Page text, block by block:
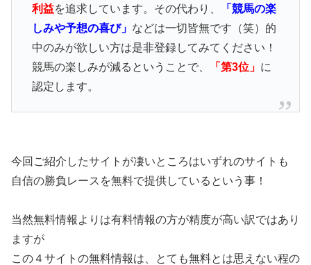
利益を追求しています。その代わり、
「競馬の楽
しみや予想の喜び」 などは一切皆無です（笑）的
中のみが欲しい方は是非登録してみてください！
競馬の楽しみが減るということで、
「第3位」 に
認定します。
今回ご紹介したサイトが凄いところはいずれのサイトも
自信の勝負レースを無料で提供しているという事！
当然無料情報よりは有料情報の方が精度が高い訳ではあり
ますが
この４サイトの無料情報は、とても無料とは思えない程の